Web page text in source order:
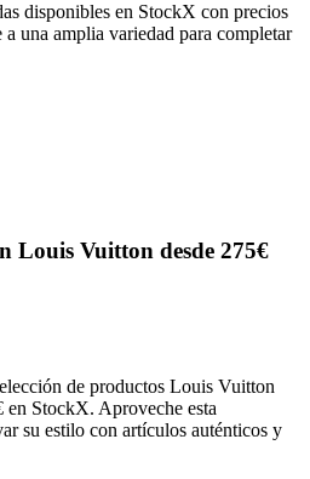
disponibles en StockX con precios
una amplia variedad para completar
Louis Vuitton desde 275€
de productos Louis Vuitton
en StockX. Aproveche esta
su estilo con artículos auténticos y